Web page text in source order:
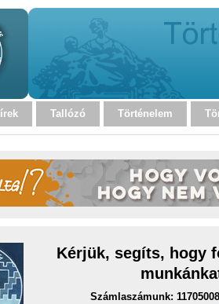
Tallózó Történelem
Kérjük, segíts, hogy
Számlaszámunk: